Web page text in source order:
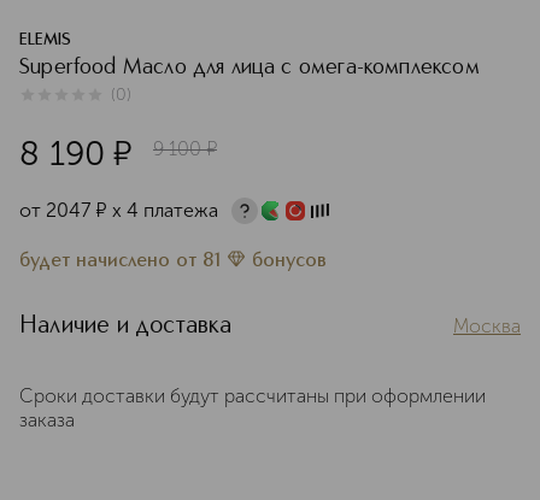
ELEMIS
Superfood Масло для лица с омега-комплексом
(0)
8 190 ¤ 9 100 ¤
от 2047 ¤ х 4 платежа
будет начислено от 81 бонусов
Наличие и доставка Москва
Сроки доставки будут рассчитаны при оформлении
заказа